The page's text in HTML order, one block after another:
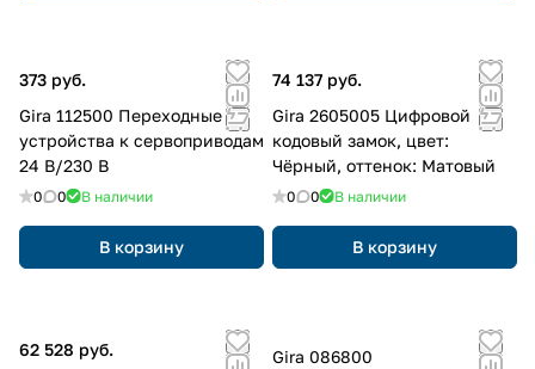
373 руб.
Gira 112500 Переходные
устройства к сервоприводам
24 В/230 В
0 0 В наличии
В корзину
74 137 руб.
Gira 2605005 Цифровой
кодовый замок, цвет:
Чёрный, оттенок: Матовый
0 0 В наличии
В корзину
62 528 руб.
Gira 086800